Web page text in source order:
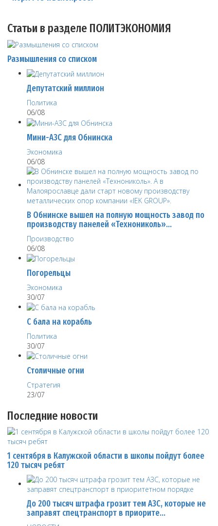
Статьи в разделе ПОЛИТЭКОНОМИЯ
Размышления со списком
Депутатский миллион
Политика
06/08
Мини-АЗС для Обнинска
Экономика
06/08
В Обнинске вышел на полную мощность завод по
производству панелей «Технониколь»…
Производство
06/08
Погорельцы
Экономика
30/07
С бала на корабль
Политика
30/07
Столичные огни
Стратегия
23/07
Последние новости
1 сентября в Калужской области в школы пойдут более
120 тысяч ребят
До 200 тысяч штрафа грозит тем АЗС, которые не
заправят спецтранспорт в приорите…